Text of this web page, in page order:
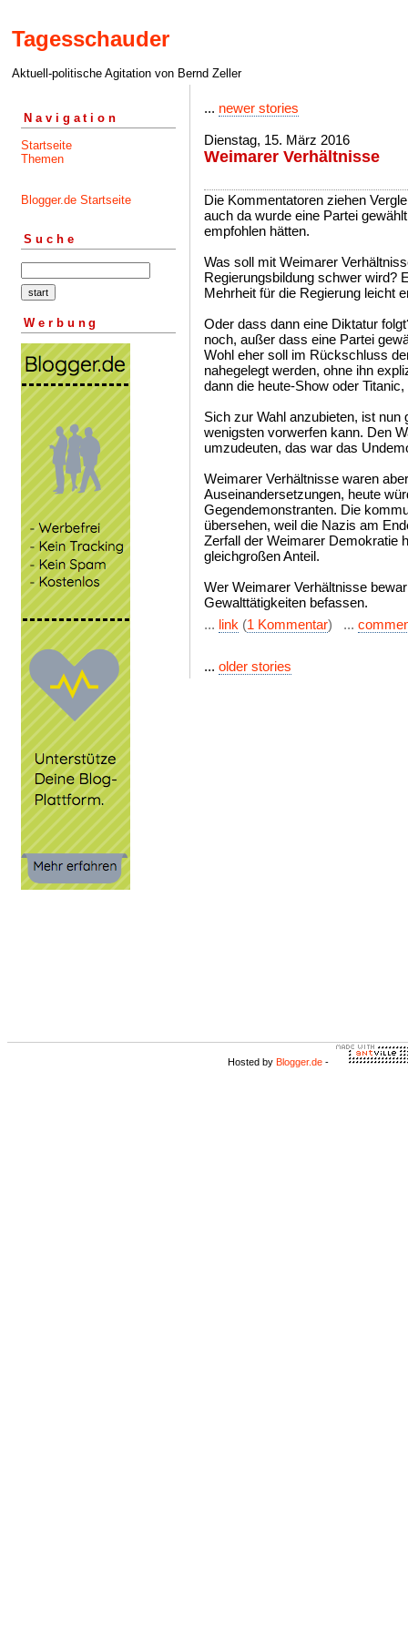
Tagesschauder
Aktuell-politische Agitation von Bernd Zeller
Navigation
Startseite
Themen
Blogger.de Startseite
Suche
Werbung
... newer stories
Dienstag, 15. März 2016
Weimarer Verhältnisse
Die Kommentatoren ziehen
auch da wurde eine Partei
empfohlen hätten.
Was soll mit Weimarer
Regierungsbildung schwer wird?
Mehrheit für die Regierung leicht
Oder dass dann eine Diktatur
noch, außer dass eine Partei
Wohl eher soll im Rückschluss
nahegelegt werden, ohne ihn
dann die heute-Show oder
Sich zur Wahl anzubieten, ist
wenigsten vorwerfen kann. Den
umzudeuten, das war das
Weimarer Verhältnisse waren
Auseinandersetzungen, heute
Gegendemonstranten. Die
übersehen, weil die Nazis am
Zerfall der Weimarer Demokratie
gleichgroßen Anteil.
Wer Weimarer Verhältnisse
Gewalttätigkeiten befassen.
... link (1 Kommentar) ...
... older stories
Hosted by Blogger.de -